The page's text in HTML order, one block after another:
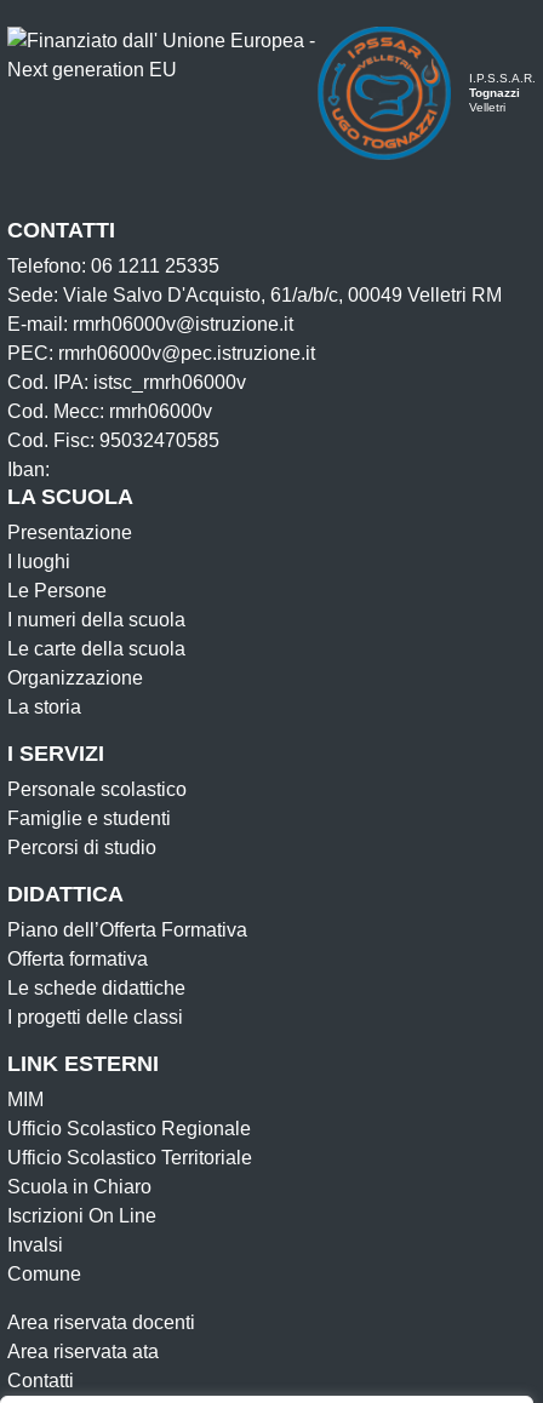
I.P.S.S.A.R.
Tognazzi
Velletri
CONTATTI
Telefono: 06 1211 25335
Sede: Viale Salvo D'Acquisto, 61/a/b/c, 00049 Velletri RM
E-mail: rmrh06000v@istruzione.it
PEC: rmrh06000v@pec.istruzione.it
Cod. IPA: istsc_rmrh06000v
Cod. Mecc: rmrh06000v
Cod. Fisc: 95032470585
Iban:
LA SCUOLA
Presentazione
I luoghi
Le Persone
I numeri della scuola
Le carte della scuola
Organizzazione
La storia
I SERVIZI
Personale scolastico
Famiglie e studenti
Percorsi di studio
DIDATTICA
Piano dell’Offerta Formativa
Offerta formativa
Le schede didattiche
I progetti delle classi
LINK ESTERNI
MIM
Ufficio Scolastico Regionale
Ufficio Scolastico Territoriale
Scuola in Chiaro
Iscrizioni On Line
Invalsi
Comune
Area riservata docenti
Area riservata ata
Contatti